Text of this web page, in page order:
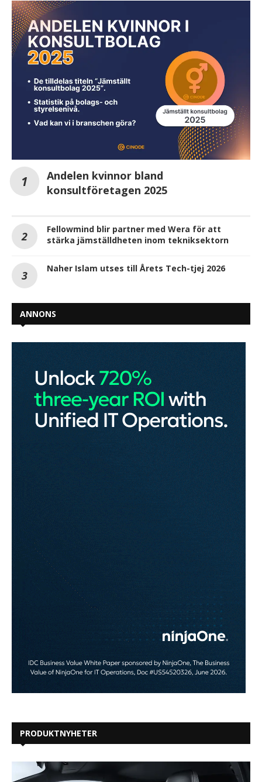
Andelen kvinnor bland
konsultföretagen 2025
Fellowmind blir partner med Wera för att
stärka jämställdheten inom tekniksektorn
Naher Islam utses till Årets Tech-tjej 2026
ANNONS
PRODUKTNYHETER